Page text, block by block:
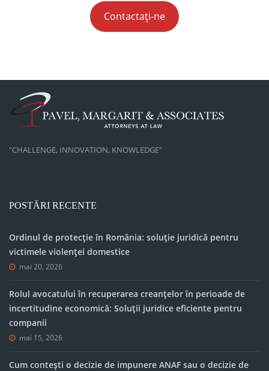
Contactați-ne
"CHALLENGE, INNOVATION, KNOWLEDGE"
POSTĂRI RECENTE
Ordinul de protecție în România: soluție juridică pentru
victimele violenței domestice
mai 20, 2026
Rolul avocatului în recuperarea creanțelor în perioade de
incertitudine economică: Soluții juridice eficiente pentru
companii
mai 15, 2026
Cum contești o decizie de impunere ANAF sau o decizie de